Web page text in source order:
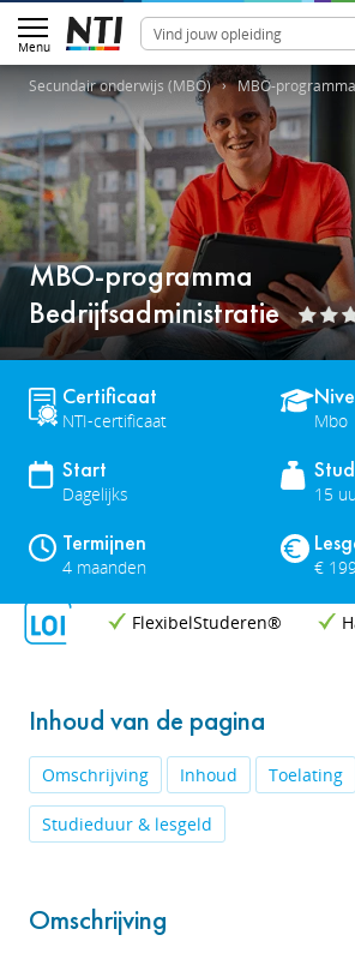
Menu
Secundair onderwijs (MBO) MBO-
MBO-programma
Bedrijfsadministratie
Certificaat
NTI-certificaat Mbo
Start
Dagelijks 15
Termijnen
4 maanden €
FlexibelStuderen®
Inhoud van de pagina
Omschrijving Inhoud Toelating
Studieduur & lesgeld
Omschrijving